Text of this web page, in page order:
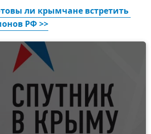
ли крымчане встретить
РФ >>